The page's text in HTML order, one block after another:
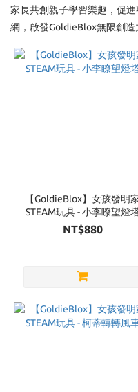
~
Brand
家長共創親子學習樂趣，促
網，啟發GoldieBlox無限創造
【GoldieBlox】女孩發明
STEAM玩具 - 小李瞭望燈
NT$880